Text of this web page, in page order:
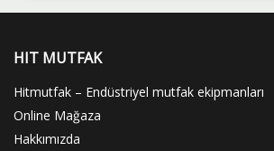
HIT MUTFAK
Hitmutfak – Endüstriyel mutfak ekipmanları
Online Mağaza
Hakkımızda